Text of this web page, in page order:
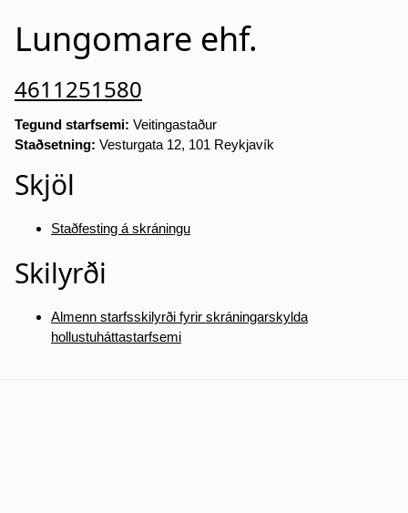
Lungomare ehf.
4611251580
Tegund starfsemi: Veitingastaður
Staðsetning: Vesturgata 12, 101 Reykjavík
Skjöl
Staðfesting á skráningu
Skilyrði
Almenn starfsskilyrði fyrir skráningarskylda
hollustuháttastarfsemi